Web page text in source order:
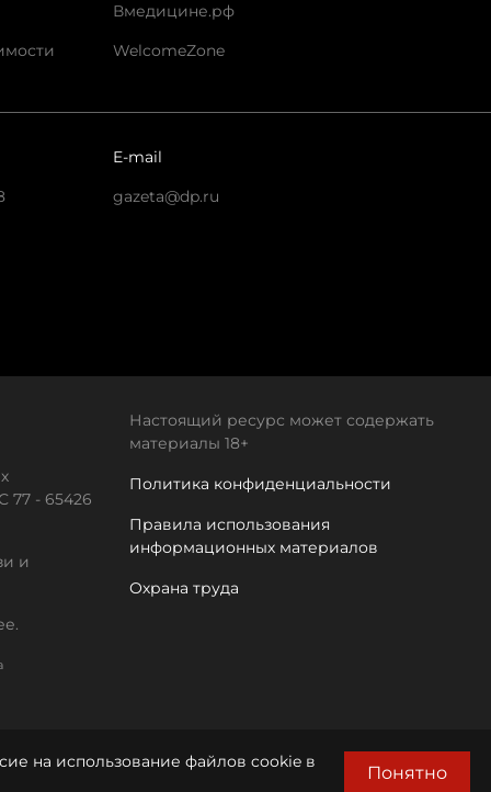
Вмедицине.рф
WelcomeZone
E-mail
gazeta@dp.ru
77 - 65426
и
Настоящий ресурс может содержать
материалы 18+
Политика конфиденциальности
Правила использования
информационных материалов
Охрана труда
на использование файлов cookie в
Понятно